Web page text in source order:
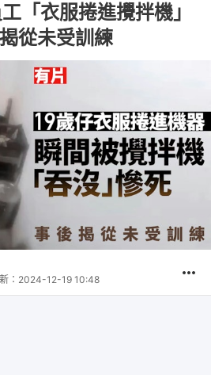
「衣服捲進攪拌機」
從未受訓練
： 2024-12-19 10:48